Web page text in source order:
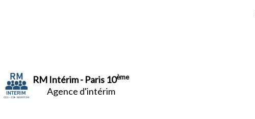
RM Intérim - Paris 10ème
Agence d'intérim